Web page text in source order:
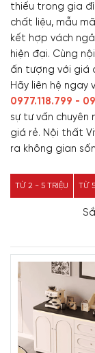
thiếu trong gia
chất liệu, mẫu
kết hợp vách
hiện đại. Cùng
ấn tượng với giá
Hãy liên hệ ngay
0977.118.799 -
sự tư vấn
giá rẻ. Nội thất
ra không gian
TỪ 2 - 5 TRIỆU TỪ